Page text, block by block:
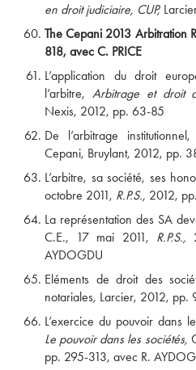
en droit judiciaire, CUP,
The Cepani 2013 Arbitration
818, avec C. PRICE
L’application du droit
l’arbitre, Arbitrage et droit
Nexis, 2012, pp. 63-85
De l’arbitrage institutionnel,
Cepani, Bruylant, 2012, pp.
L’arbitre, sa société, ses
octobre 2011, R.P.S., 2012,
La représentation des SA
C.E., 17 mai 2011, R.P.S.,
AYDOGDU
Eléments de droit des
notariales, Larcier, 2012, pp.
L’exercice du pouvoir dans
Le pouvoir dans les sociétés,
pp. 295-313, avec R.